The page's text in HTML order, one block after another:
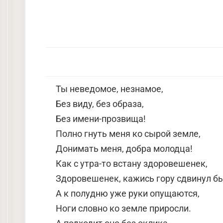
Ты неведомое, незнамое,
Без виду, без образа,
Без имени-прозвища!
Полно гнуть меня ко сырой земле,
Донимать меня, добра молодца!
Как с утра-то встану здоровешенек,
Здоровешенек, кажись гору сдвинул
А к полудню уже руки опущаются,
Ноги словно ко земле приросли.